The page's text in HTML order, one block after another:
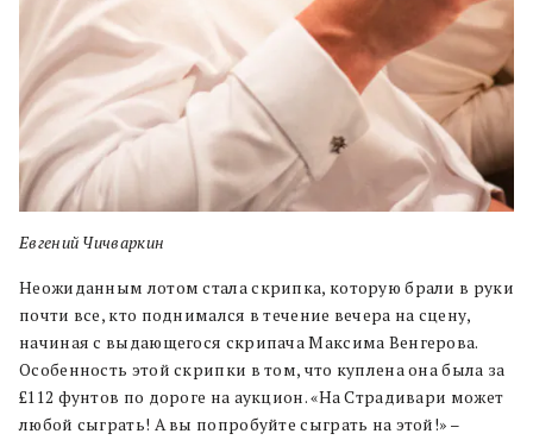
Евгений Чичваркин
Неожиданным лотом стала скрипка, которую брали в руки
почти все, кто поднимался в течение вечера на сцену,
начиная с выдающегося скрипача Максима Венгерова.
Особенность этой скрипки в том, что куплена она была за
£112 фунтов по дороге на аукцион. «На Страдивари может
любой сыграть! А вы попробуйте сыграть на этой!» –